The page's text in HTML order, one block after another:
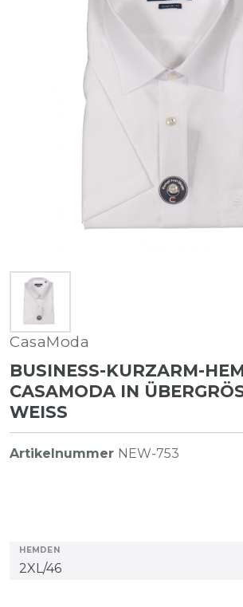
CasaModa
BUSINESS-KURZARM-
CASAMODA IN
EISS
Artikelnummer NEW-753
HEMDEN